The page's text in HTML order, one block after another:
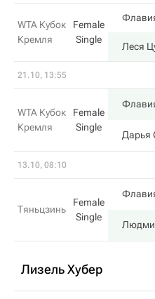
WTA Кубок
Кремля
Female
Single
Леся
21.10, 13:55
WTA Кубок
Кремля
Female
Single
Дарья
13.10, 08:10
Тяньцзинь
Female
Single
Лизель Хубер